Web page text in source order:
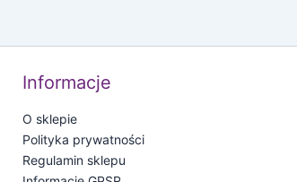
Informacje
O sklepie
Polityka prywatności
Regulamin sklepu